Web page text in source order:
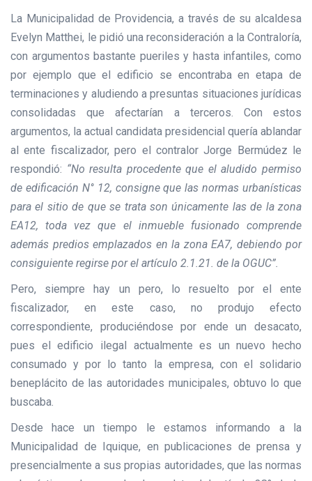
La Municipalidad de Providencia, a través de su alcaldesa
Evelyn Matthei, le pidió una reconsideración a la Contraloría,
con argumentos bastante pueriles y hasta infantiles, como
por ejemplo que el edificio se encontraba en etapa de
terminaciones y aludiendo a presuntas situaciones jurídicas
consolidadas que afectarían a terceros. Con estos
argumentos, la actual candidata presidencial quería ablandar
al ente fiscalizador, pero el contralor Jorge Bermúdez le
respondió: “No resulta procedente que el aludido permiso
de edificación N° 12, consigne que las normas urbanísticas
para el sitio de que se trata son únicamente las de la zona
EA12, toda vez que el inmueble fusionado comprende
además predios emplazados en la zona EA7, debiendo por
consiguiente regirse por el artículo 2.1.21. de la OGUC”.
Pero, siempre hay un pero, lo resuelto por el ente
fiscalizador, en este caso, no produjo efecto
correspondiente, produciéndose por ende un desacato,
pues el edificio ilegal actualmente es un nuevo hecho
consumado y por lo tanto la empresa, con el solidario
beneplácito de las autoridades municipales, obtuvo lo que
buscaba.
Desde hace un tiempo le estamos informando a la
Municipalidad de Iquique, en publicaciones de prensa y
presencialmente a sus propias autoridades, que las normas